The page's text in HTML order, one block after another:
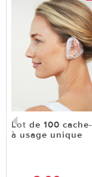
Lot de 100
à usage unique